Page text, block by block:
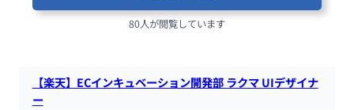
80人が閲覧しています
【楽天】ECインキュベーション開発部 ラクマ UIデザイナ
ー